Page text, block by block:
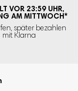
eine
VOR 23:59 UHR,
AM MITTWOCH*
später bezahlen
mit Klarna